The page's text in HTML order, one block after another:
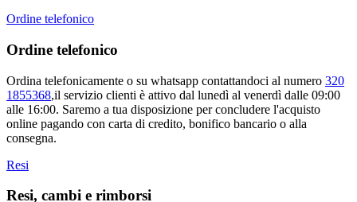
Ordine telefonico
Ordine telefonico
Ordina telefonicamente o su whatsapp contattandoci al numero 320
1855368,il servizio clienti è attivo dal lunedì al venerdì dalle 09:00
alle 16:00. Saremo a tua disposizione per concludere l'acquisto
online pagando con carta di credito, bonifico bancario o alla
consegna.
Resi
Resi, cambi e rimborsi